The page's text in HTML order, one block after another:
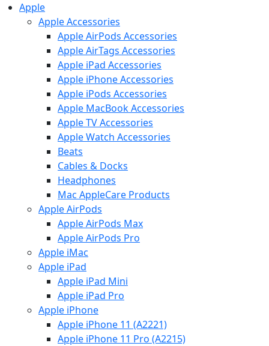
Apple
Apple Accessories
Apple AirPods Accessories
Apple AirTags Accessories
Apple iPad Accessories
Apple iPhone Accessories
Apple iPods Accessories
Apple MacBook Accessories
Apple TV Accessories
Apple Watch Accessories
Beats
Cables & Docks
Headphones
Mac AppleCare Products
Apple AirPods
Apple AirPods Max
Apple AirPods Pro
Apple iMac
Apple iPad
Apple iPad Mini
Apple iPad Pro
Apple iPhone
Apple iPhone 11 (A2221)
Apple iPhone 11 Pro (A2215)